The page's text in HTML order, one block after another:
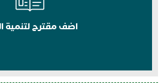
اضف مقترح لتنمية